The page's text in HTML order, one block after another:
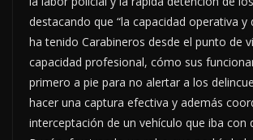
destacando que “la capacidad operativa y
ha tenido Carabineros desde el punto de
capacidad profesional, cómo sus
primero a pie para no alertar a los
hacer una captura efectiva y además
interceptación de un vehículo que iba con